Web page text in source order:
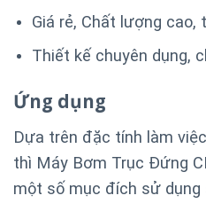
Giá rẻ, Chất lượng cao,
Thiết kế chuyên dụng,
Ứng dụng
Dựa trên đặc tính làm
thì Máy Bơm Trục Đứng
một số mục đích sử dụng